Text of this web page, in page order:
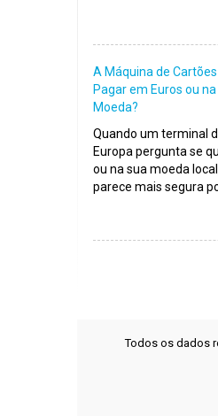
A Máquina de
Pagar em Euros ou
Moeda?
Quando um terminal
Europa pergunta se
ou na sua moeda
parece mais segura
Todos os dados